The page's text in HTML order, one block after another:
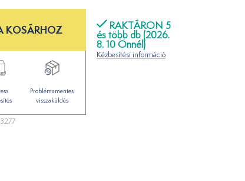
RAKTÁRON 5
és több db (2026.
8. 10 Önnél)
Kézbesítési információ
KOSÁRHOZ
Problémamentes
visszaküldés